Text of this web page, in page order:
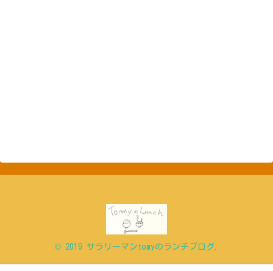
© 2019 サラリーマンtomyのランチブログ.